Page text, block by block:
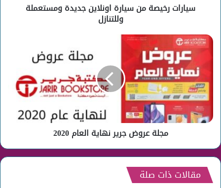
سيارات رخيصة من سيارة اونلاين جديدة ومستعملة
وللتنازل
مجلة
عروض
جرير
نهاية
العام
2020
مجلة عروض جرير نهاية العام 2020
مقالات ذات صلة